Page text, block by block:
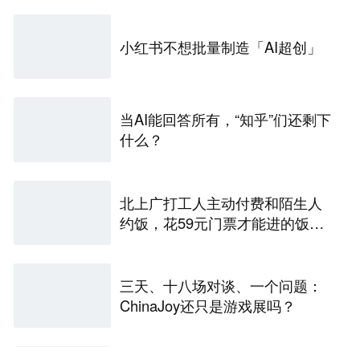
小红书不想批量制造「AI超创」
当AI能回答所有，“知乎”们还剩下
什么？
北上广打工人主动付费和陌生人
约饭，花59元门票才能进的饭局
三天、十八场对谈、一个问题：
ChinaJoy还只是游戏展吗？